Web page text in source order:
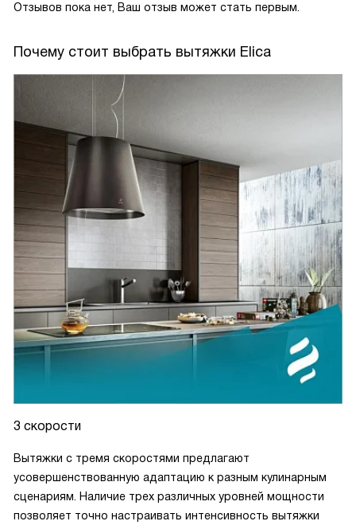
Отзывов пока нет, Ваш отзыв может стать первым.
Почему стоит выбрать вытяжки Elica
3 скорости
Вытяжки с тремя скоростями предлагают
усовершенствованную адаптацию к разным кулинарным
сценариям. Наличие трех различных уровней мощности
позволяет точно настраивать интенсивность вытяжки